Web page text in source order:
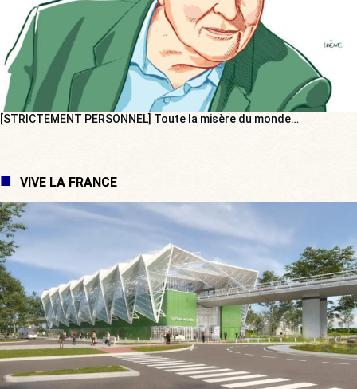
[STRICTEMENT PERSONNEL] Toute la misère du monde…
VIVE LA FRANCE